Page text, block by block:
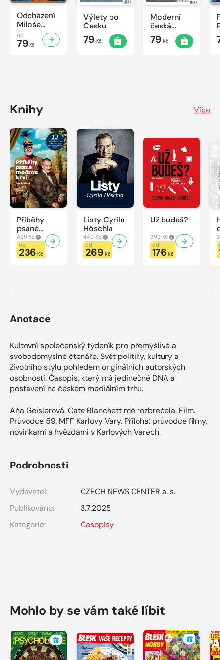
Odcházení
Miloše
Zemana
od
79 Kč
Výlety po
Česku
79 Kč
Moderní
česká
architektura
79 Kč
Knihy Více
Příběhy
psané
modrou
krví
499 Kč
od
236 Kč
Listy Cyrila
Höschla
449 Kč
od
269 Kč
Už budeš?
399 Kč
od
176 Kč
Anotace
Kultovní společenský týdeník pro přemýšlivé a
svobodomyslné čtenáře. Svět politiky, kultury a
životního stylu pohledem originálních autorských
osobností. Časopis, který má jedinečné DNA a
postavení na českém mediálním trhu.
Aňa Geislerová. Cate Blanchett mě rozbrečela. Film.
Průvodce 59. MFF Karlovy Vary. Příloha: průvodce filmy,
novinkami a hvězdami v Karlových Varech.
Podrobnosti
Vydavatel:
CZECH NEWS CENTER a. s.
Publikováno:
3.7.2025
Kategorie:
Časopisy
Mohlo by se vám také líbit